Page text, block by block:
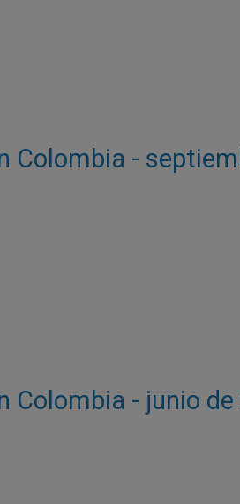
Colombia -
Colombia - junio de